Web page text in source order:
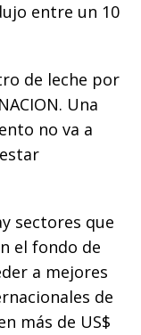
entre un 10
de leche por
Una
no va a
sectores que
el fondo de
a mejores
de
más de US$